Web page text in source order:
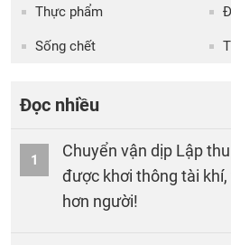
Thực phẩm
Sống chết
Đọc nhiều
1
Chuyển vận dịp Lập
được khơi thông tài
hơn người!